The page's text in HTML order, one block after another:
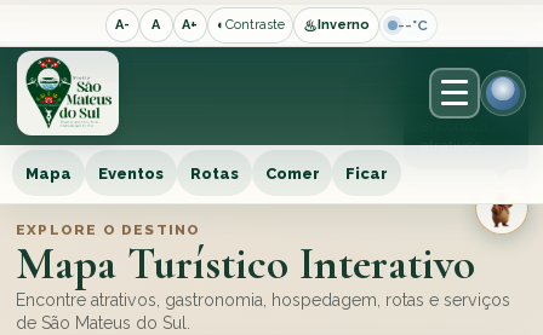
A- A A+ ◐ Contraste ♨ Inverno --°C
Mapa Eventos Rotas Comer Ficar
EXPLORE O DESTINO
Mapa Turístico Interativo
Encontre atrativos, gastronomia, hospedagem, rotas e serviços
de São Mateus do Sul.
filtros
para
atrativos.